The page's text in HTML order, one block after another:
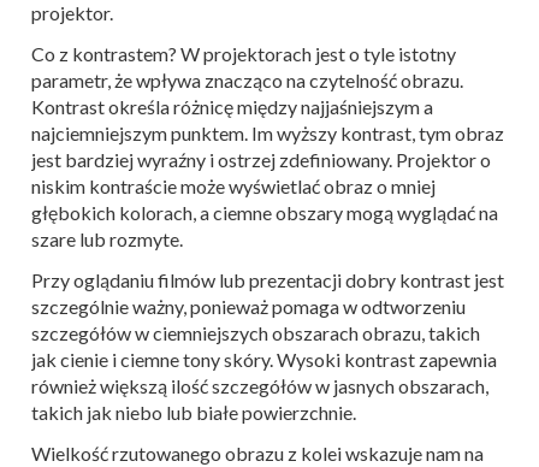
projektor.
Co z kontrastem? W projektorach jest o tyle istotny
parametr, że wpływa znacząco na czytelność obrazu.
Kontrast określa różnicę między najjaśniejszym a
najciemniejszym punktem. Im wyższy kontrast, tym obraz
jest bardziej wyraźny i ostrzej zdefiniowany. Projektor o
niskim kontraście może wyświetlać obraz o mniej
głębokich kolorach, a ciemne obszary mogą wyglądać na
szare lub rozmyte.
Przy oglądaniu filmów lub prezentacji dobry kontrast jest
szczególnie ważny, ponieważ pomaga w odtworzeniu
szczegółów w ciemniejszych obszarach obrazu, takich
jak cienie i ciemne tony skóry. Wysoki kontrast zapewnia
również większą ilość szczegółów w jasnych obszarach,
takich jak niebo lub białe powierzchnie.
Wielkość rzutowanego obrazu z kolei wskazuje nam na